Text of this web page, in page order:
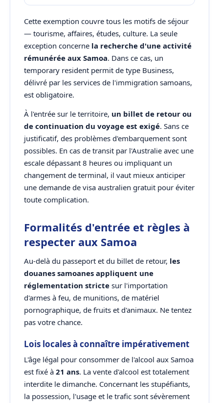
Cette exemption couvre tous les motifs de séjour
— tourisme, affaires, études, culture. La seule
exception concerne la recherche d'une activité
rémunérée aux Samoa. Dans ce cas, un
temporary resident permit de type Business,
délivré par les services de l'immigration samoans,
est obligatoire.
À l'entrée sur le territoire, un billet de retour ou
de continuation du voyage est exigé. Sans ce
justificatif, des problèmes d'embarquement sont
possibles. En cas de transit par l'Australie avec une
escale dépassant 8 heures ou impliquant un
changement de terminal, il vaut mieux anticiper
une demande de visa australien gratuit pour éviter
toute complication.
Formalités d'entrée et règles à
respecter aux Samoa
Au-delà du passeport et du billet de retour, les
douanes samoanes appliquent une
réglementation stricte sur l'importation
d'armes à feu, de munitions, de matériel
pornographique, de fruits et d'animaux. Ne tentez
pas votre chance.
Lois locales à connaître impérativement
L'âge légal pour consommer de l'alcool aux Samoa
est fixé à 21 ans. La vente d'alcool est totalement
interdite le dimanche. Concernant les stupéfiants,
la possession, l'usage et le trafic sont sévèrement